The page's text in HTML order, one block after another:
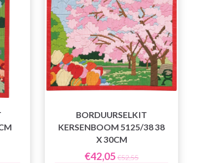
BORDUURSELKIT
KERSENBOOM 5125/38 38
X 30CM
€42,05 €52,55